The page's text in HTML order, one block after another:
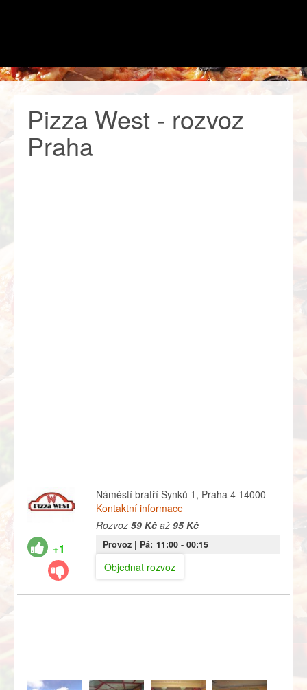
Pizza West - rozvoz
Praha
+1
Náměstí bratří Synků 1, Praha 4 14000
Kontaktní informace
Rozvoz 59 Kčaž 95 Kč
Provoz | Pá: 11:00- 00:15
Objednat rozvoz